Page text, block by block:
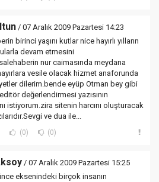
/ 07 Aralık 2009 Pazartesi 14:23
birinci yaşını kutlar nice hayırlı yılların
devam etmesini
nur caimasında meydana
vesile olacak hizmet anaforunda
dilerim.bende eyüp Otman bey gibi
değerlendirmesi yazısının
istiyorum.zira sitenin harcını oluşturacak
ve dua ile...
(0) (0)
/ 07 Aralık 2009 Pazartesi 15:25
eksenindeki birçok insanın